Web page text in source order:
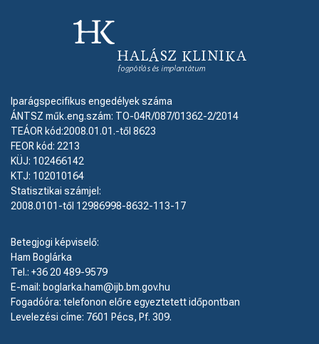
Iparágspecifikus engedélyek száma
ÁNTSZ műk.eng.szám: TO-04R/087/01362-2/2014
TEÁOR kód:2008.01.01.-től 8623
FEOR kód: 2213
KÜJ: 102466142
KTJ: 102010164
Statisztikai számjel:
2008.0101-től 12986998-8632-113-17
Betegjogi képviselő:
Ham Boglárka
Tel.: +36 20 489-9579
E-mail: boglarka.ham@ijb.bm.gov.hu
Fogadóóra: telefonon előre egyeztetett időpontban
Levelezési címe: 7601 Pécs, Pf. 309.